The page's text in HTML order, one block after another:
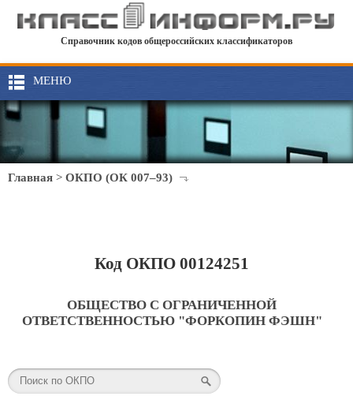
Справочник кодов общероссийских классификаторов
МЕНЮ
Главная > ОКПО (ОК 007–93)
Код ОКПО 00124251
ОБЩЕСТВО С ОГРАНИЧЕННОЙ
ОТВЕТСТВЕННОСТЬЮ "ФОРКОПИН ФЭШН"